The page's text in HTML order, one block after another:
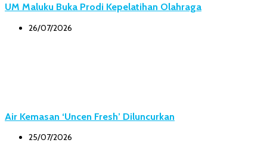
UM Maluku Buka Prodi Kepelatihan Olahraga
26/07/2026
Air Kemasan ‘Uncen Fresh’ Diluncurkan
25/07/2026